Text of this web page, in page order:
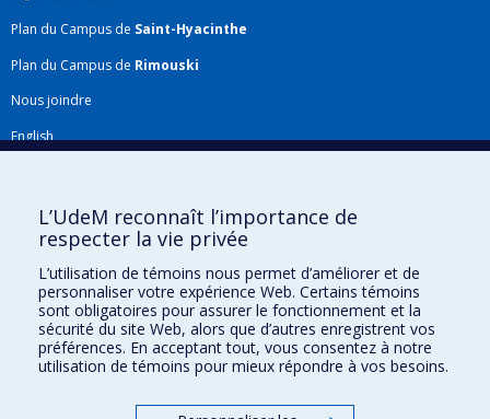
Plan du Campus de Saint-Hyacinthe
Plan du Campus de Rimouski
Nous joindre
English
Plan du site
Accessibilité
Gabarits et image de marque
Agenda FMV & calendrier académique
La Faculté de médecine vétérinaire de l'Université de Montréal détient
l'agrément complet de l'AVMAet est membre de l'AAVMC.
L’UdeM reconnaît l’importance de
respecter la vie privée
L’utilisation de témoins nous permet d’améliorer et de
personnaliser votre expérience Web. Certains témoins
sont obligatoires pour assurer le fonctionnement et la
sécurité du site Web, alors que d’autres enregistrent vos
préférences. En acceptant tout, vous consentez à notre
utilisation de témoins pour mieux répondre à vos besoins.